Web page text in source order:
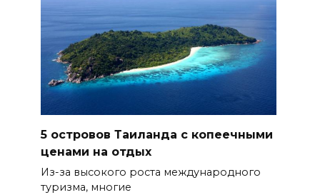
5 островов Таиланда с копеечными
ценами на отдых
Из-за высокого роста международного
туризма, многие